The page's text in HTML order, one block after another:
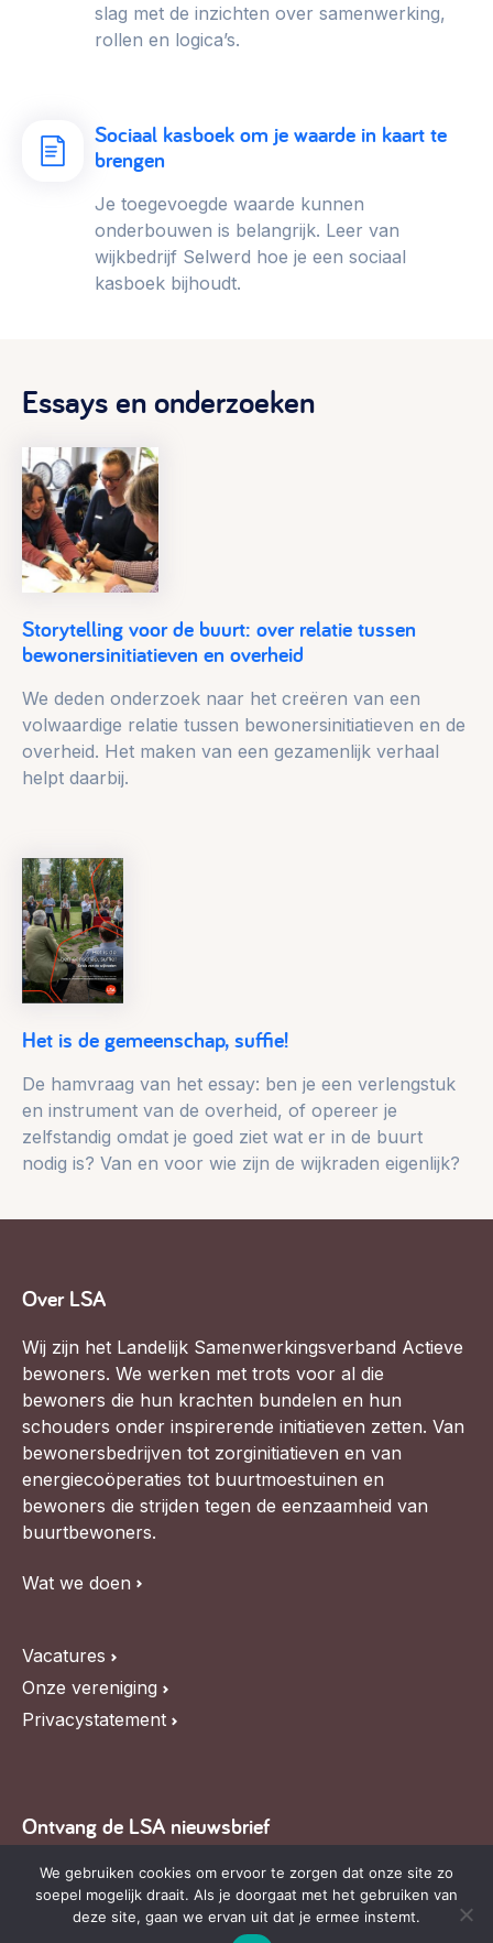
slag met de inzichten over samenwerking,
rollen en logica’s.
Sociaal kasboek om je waarde in kaart te
brengen
Je toegevoegde waarde kunnen
onderbouwen is belangrijk. Leer van
wijkbedrijf Selwerd hoe je een sociaal
kasboek bijhoudt.
Essays en onderzoeken
Storytelling voor de buurt: over relatie tussen
bewonersinitiatieven en overheid
We deden onderzoek naar het creëren van een
volwaardige relatie tussen bewonersinitiatieven en de
overheid. Het maken van een gezamenlijk verhaal
helpt daarbij.
Het is de gemeenschap, suffie!
De hamvraag van het essay: ben je een verlengstuk
en instrument van de overheid, of opereer je
zelfstandig omdat je goed ziet wat er in de buurt
nodig is? Van en voor wie zijn de wijkraden eigenlijk?
Over LSA
Wij zijn het Landelijk Samenwerkingsverband Actieve
bewoners. We werken met trots voor al die
bewoners die hun krachten bundelen en hun
schouders onder inspirerende initiatieven zetten. Van
bewonersbedrijven tot zorginitiatieven en van
energiecoöperaties tot buurtmoestuinen en
bewoners die strijden tegen de eenzaamheid van
buurtbewoners.
Wat we doen
Vacatures
Onze vereniging
Privacystatement
Ontvang de LSA nieuwsbrief
Blijf op de hoogte van LSA nieuws, de agenda en
relevante ontwikkelingen,schrijf je in voor onze
nieuwsbrief.
We gebruiken cookies om ervoor te zorgen dat onze site zo
soepel mogelijk draait. Als je doorgaat met het gebruiken van
deze site, gaan we ervan uit dat je ermee instemt.